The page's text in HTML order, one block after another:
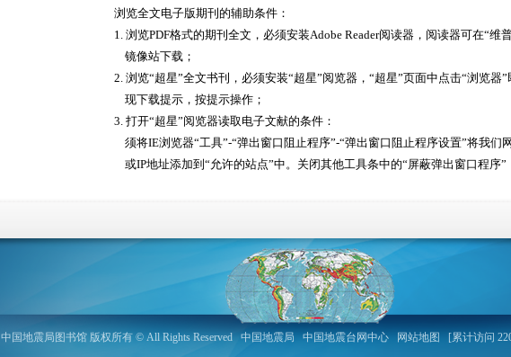
浏览全文电子版期刊的辅助条件：
1. 浏览PDF格式的期刊全文，必须安装Adobe Reader阅读器，阅读器可在“维
镜像站下载；
2. 浏览“超星”全文书刊，必须安装“超星”阅览器，“超星”页面中点击“浏览器”
现下载提示，按提示操作；
3. 打开“超星”阅览器读取电子文献的条件：
须将IE浏览器“工具”-“弹出窗口阻止程序”-“弹出窗口阻止程序设置”将我们
或IP地址添加到“允许的站点”中。关闭其他工具条中的“屏蔽弹出窗口程序”
中国地震局图书馆 版权所有 © All Rights Reserved 中国地震局 中国地震台网中心 网站地图 [累计访问